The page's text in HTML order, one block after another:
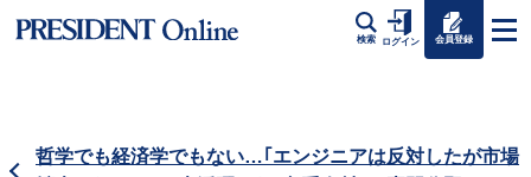
検索 ログイン 会員登録
哲学でも経済学でもない…｢エンジニアは反対したが市場